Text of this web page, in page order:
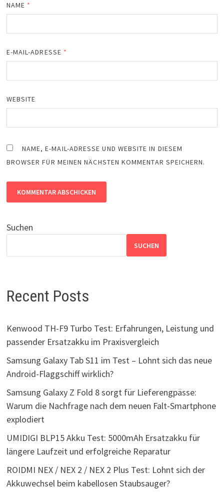
NAME *
E-MAIL-ADRESSE *
WEBSITE
NAME, E-MAIL-ADRESSE UND WEBSITE IN DIESEM
BROWSER FÜR MEINEN NÄCHSTEN KOMMENTAR SPEICHERN.
Suchen
SUCHEN
Recent Posts
Kenwood TH-F9 Turbo Test: Erfahrungen, Leistung und
passender Ersatzakku im Praxisvergleich
Samsung Galaxy Tab S11 im Test – Lohnt sich das neue
Android-Flaggschiff wirklich?
Samsung Galaxy Z Fold 8 sorgt für Lieferengpässe:
Warum die Nachfrage nach dem neuen Falt-Smartphone
explodiert
UMIDIGI BLP15 Akku Test: 5000mAh Ersatzakku für
längere Laufzeit und erfolgreiche Reparatur
ROIDMI NEX / NEX 2 / NEX 2 Plus Test: Lohnt sich der
Akkuwechsel beim kabellosen Staubsauger?